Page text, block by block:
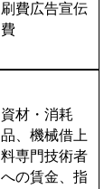
刷費広告宣伝
費
資材・消耗
品、機械借上
料専門技術者
への賃金、指